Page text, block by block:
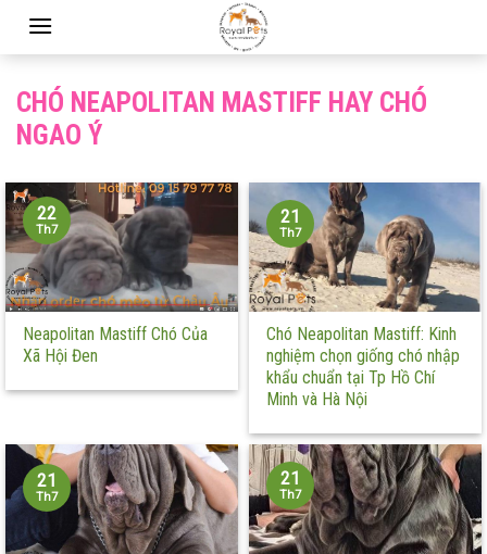
CHÓ NEAPOLITAN MASTIFF HAY CHÓ
NGAO Ý
Neapolitan Mastiff Chó Của
Xã Hội Đen
22
Th7
Chó Neapolitan Mastiff: Kinh
nghiệm chọn giống chó nhập
khẩu chuẩn tại Tp Hồ Chí
Minh và Hà Nội
21
Th7
21
Th7
21
Th7